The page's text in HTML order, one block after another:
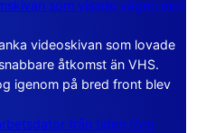
som visade vägen mot
videoskivan som lovade
åtkomst än VHS.
igenom på bred front blev
från tiden före